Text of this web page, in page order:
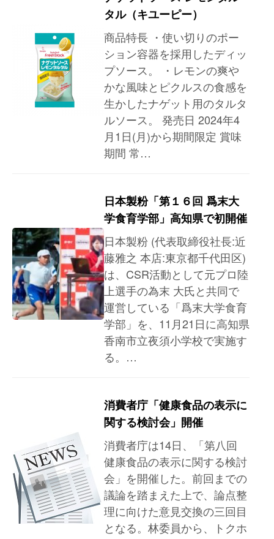
タル（キユーピー）
商品特長 ・使い切りのポー
ション容器を採用したディッ
プソース。 ・レモンの爽や
かな風味とピクルスの食感を
生かしたナゲット用のタルタ
ルソース。 発売日 2024年4
月1日(月)から期間限定 賞味
期間 常…
日本製粉「第１６回 爲末大
学食育学部」高知県で初開催
日本製粉 (代表取締役社長:近
藤雅之 本店:東京都千代田区)
は、CSR活動として元プロ陸
上選手の為末 大氏と共同で
運営している「爲末大学食育
学部」を、11月21日に高知県
香南市立夜須小学校で実施す
る。…
消費者庁「健康食品の表示に
関する検討会」開催
消費者庁は14日、「第八回
健康食品の表示に関する検討
会」を開催した。前回までの
議論を踏まえた上で、論点整
理に向けた意見交換の三回目
となる。林委員から、トクホ